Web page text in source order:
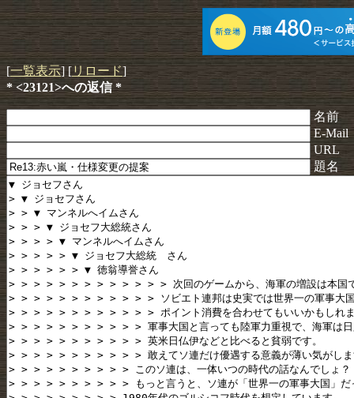
[一覧表示] [リロード]
* <23121>への返信 *
名前
E-Mail
URL
題名